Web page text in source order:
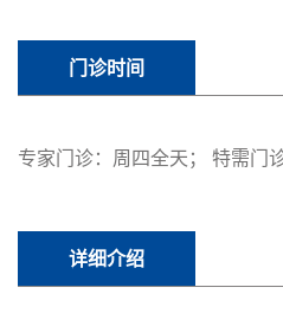
门诊时间
专家门诊：周四全天； 特需门
详细介绍